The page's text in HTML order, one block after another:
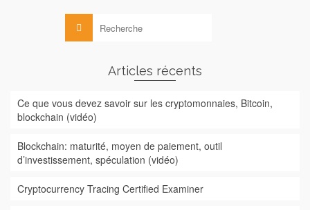
Articles récents
Ce que vous devez savoir sur les cryptomonnaies, Bitcoin,
blockchain (vidéo)
Blockchain: maturité, moyen de paiement, outil
d’investissement, spéculation (vidéo)
Cryptocurrency Tracing Certified Examiner